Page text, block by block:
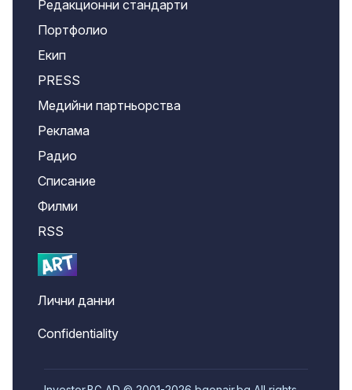
Редакционни стандарти
Портфолио
Екип
PRESS
Медийни партньорства
Реклама
Радио
Списание
Филми
RSS
Лични данни
Confidentiality